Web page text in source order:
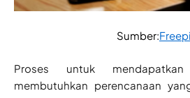
Sumber:
Proses untuk
membutuhkan perencanaan